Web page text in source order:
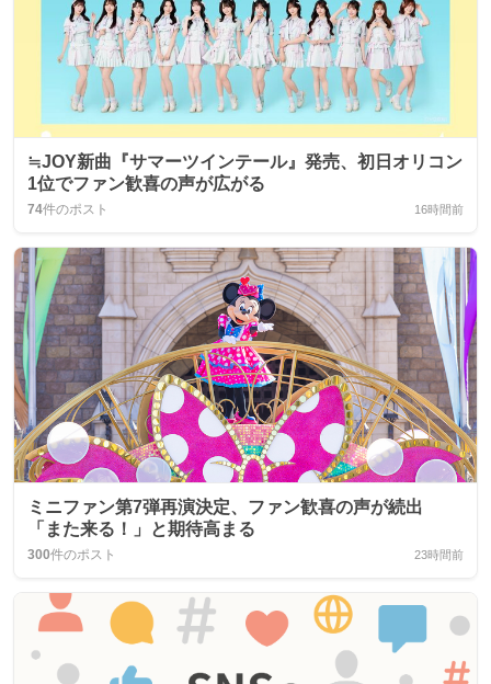
≒JOY新曲『サマーツインテール』発売、初日オリコン
1位でファン歓喜の声が広がる
74件のポスト 16時間前
ミニファン第7弾再演決定、ファン歓喜の声が続出
「また来る！」と期待高まる
300件のポスト 23時間前